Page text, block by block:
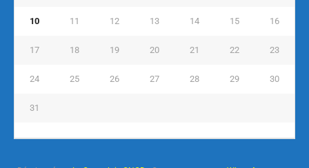
10 11 12 13 14 15 16
17 18 19 20 21 22 23
24 25 26 27 28 29 30
31